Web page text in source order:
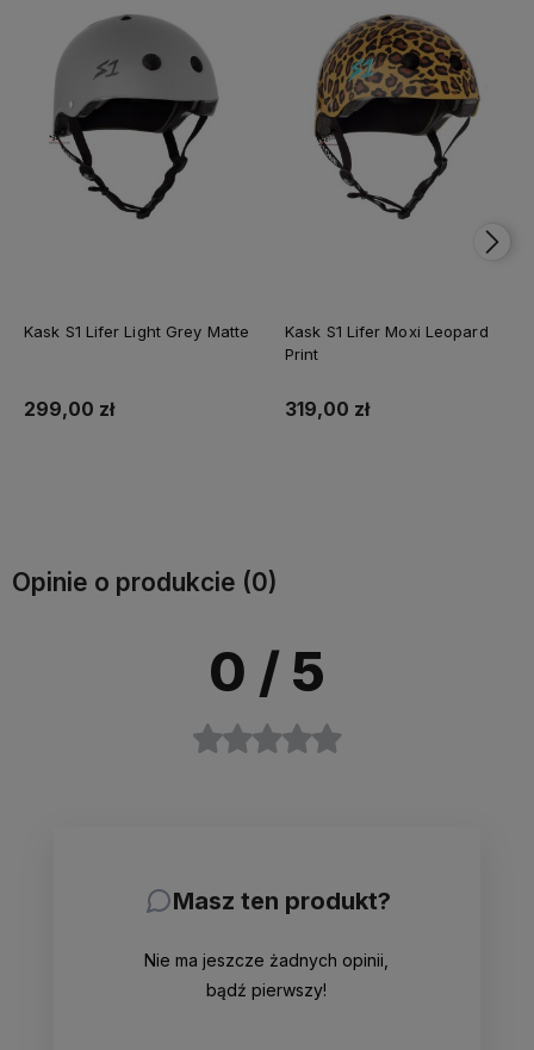
Kask S1 Lifer Light Grey Matte
299,00 zł
Kask S1 Lifer Moxi Leopard
Print
319,00 zł
Opinie o produkcie (0)
0 / 5
Masz ten produkt?
Nie ma jeszcze żadnych opinii,
bądź pierwszy!